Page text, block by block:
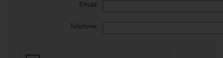
Email:
Telefone: